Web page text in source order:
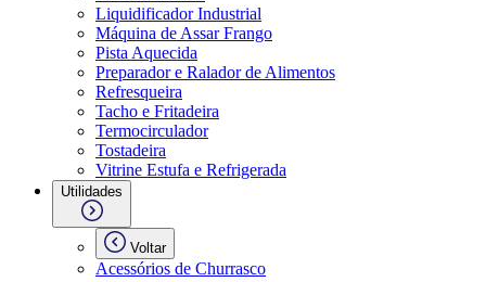
Liquidificador Industrial
Máquina de Assar Frango
Pista Aquecida
Preparador e Ralador de Alimentos
Refresqueira
Tacho e Fritadeira
Termocirculador
Tostadeira
Vitrine Estufa e Refrigerada
Utilidades
Voltar
Acessórios de Churrasco